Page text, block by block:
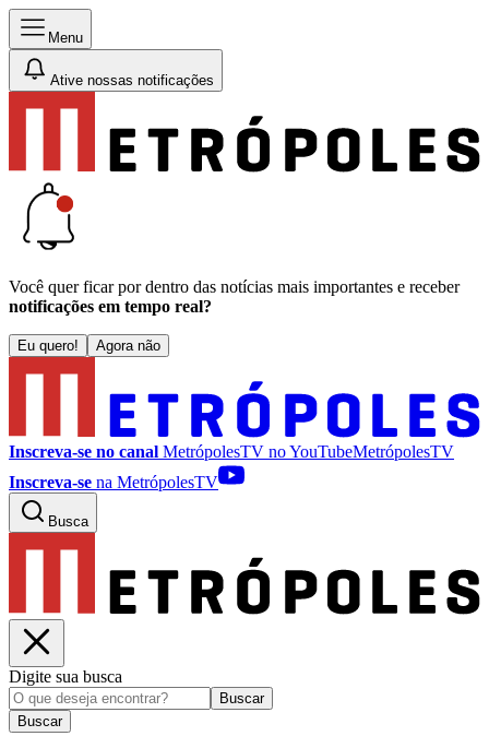
Menu
Ative nossas notificações
Você quer ficar por dentro das notícias mais importantes e receber
notificações em tempo real?
Eu quero! Agora não
Inscreva-se no canal MetrópolesTV noYouTubeMetrópolesTV
Inscreva-se na MetrópolesTV
Busca
Digite sua busca
Buscar
Buscar